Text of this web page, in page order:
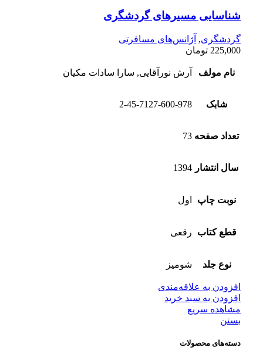
شناسایی مسیرهای گردشگری
گردشگری, آژانس‌های مسافرتی
225,000 تومان
نام مولف آرش نورآقایی, سارا سادات مکیان
شابک 2-45-7127-600-978
تعداد صفحه 73
سال انتشار 1394
نوبت چاپ اول
قطع کتاب رقعی
نوع جلد شومیز
افزودن به علاقه‌مندی
افزودن به سبد خرید
مشاهده سریع
بستن
دسته‌های محصولات